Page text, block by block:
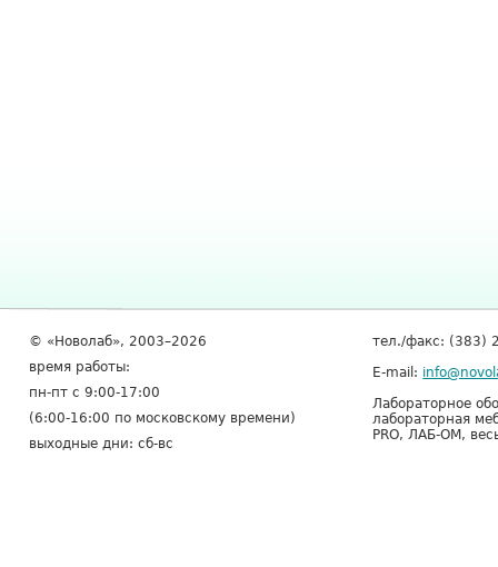
© «Новолаб», 2003–2026
время работы:
пн-пт с 9:00-17:00
(6:00-16:00 по московскому времени)
выходные дни: сб-вс
тел./факс: (383)
E-mail:
Лабораторное
лабораторная
PRO, ЛАБ-ОМ,